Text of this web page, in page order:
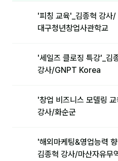
트렌드 리포트
문서자료실
영상자료실
'피칭 교육'_김종혁 강사/
대구청년창업사관학교
'세일즈 클로징 특강'_김
강사/GNPT Korea
'창업 비즈니스 모델링
강사/화순군
'해외마케팅&영업능력 향
김종혁 강사/마산자유무